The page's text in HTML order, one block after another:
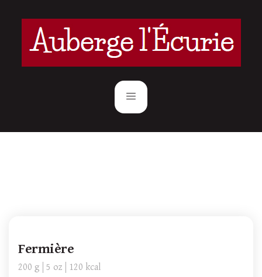
Fermière
200 g 5 oz 120 kcal